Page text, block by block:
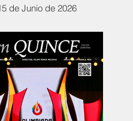
de Junio de 2026